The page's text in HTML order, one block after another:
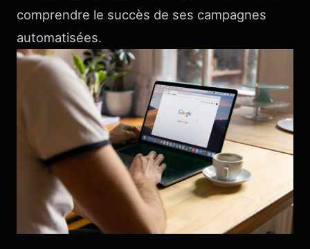
comprendre le succès de ses campagnes
automatisées.